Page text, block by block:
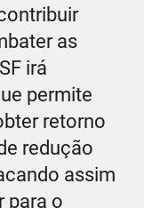
as
irá
permite
retorno
redução
assim
para o